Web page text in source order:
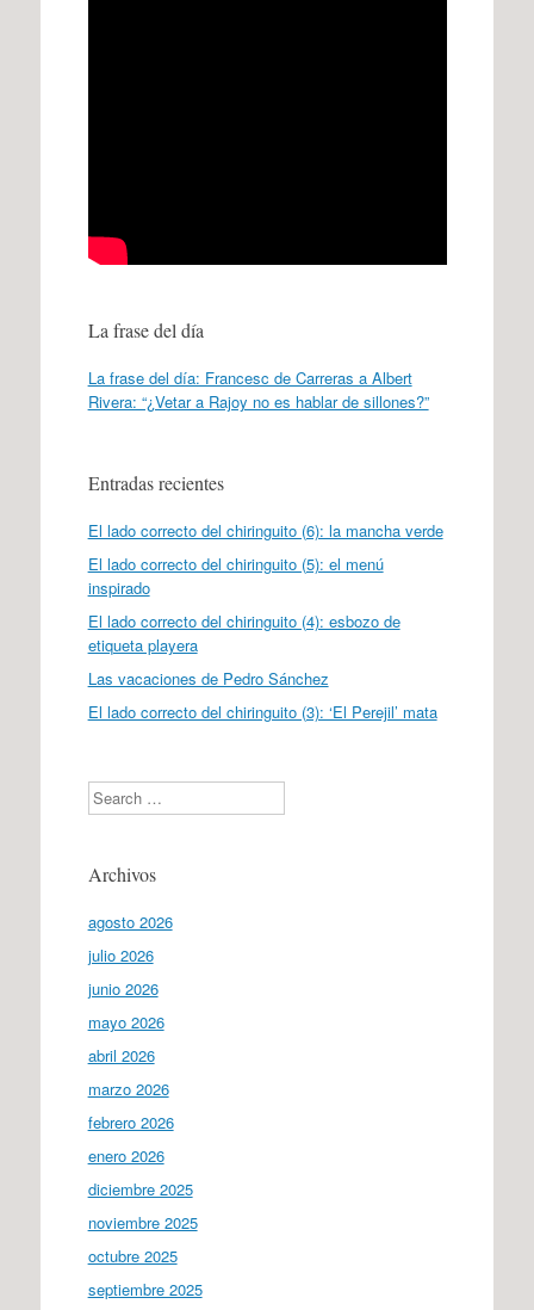
La frase del día
La frase del día: Francesc de Carreras a Albert
Rivera: “¿Vetar a Rajoy no es hablar de sillones?”
Entradas recientes
El lado correcto del chiringuito (6): la mancha verde
El lado correcto del chiringuito (5): el menú
inspirado
El lado correcto del chiringuito (4): esbozo de
etiqueta playera
Las vacaciones de Pedro Sánchez
El lado correcto del chiringuito (3): ‘El Perejil’ mata
Search
Archivos
agosto 2026
julio 2026
junio 2026
mayo 2026
abril 2026
marzo 2026
febrero 2026
enero 2026
diciembre 2025
noviembre 2025
octubre 2025
septiembre 2025